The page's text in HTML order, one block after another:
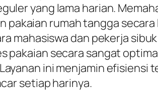
yang lama harian.
pakaian rumah tangga
mahasiswa dan pekerja
pakaian secara sangat
ini menjamin efisiensi
setiap harinya.